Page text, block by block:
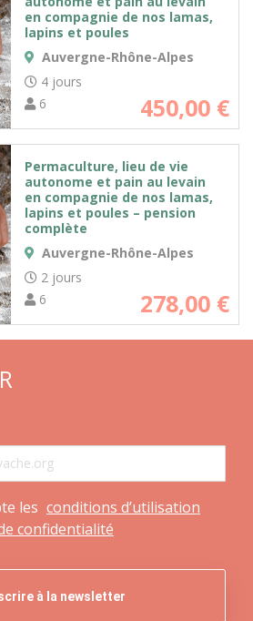
en compagnie de nos lamas,
lapins et poules
Auvergne-Rhône-Alpes
4 jours
6
450,00 €
Permaculture, lieu de vie
autonome et pain au levain
en compagnie de nos lamas,
lapins et poules – pension
complète
Auvergne-Rhône-Alpes
2 jours
6
278,00 €
les conditions d’utilisation
confidentialité